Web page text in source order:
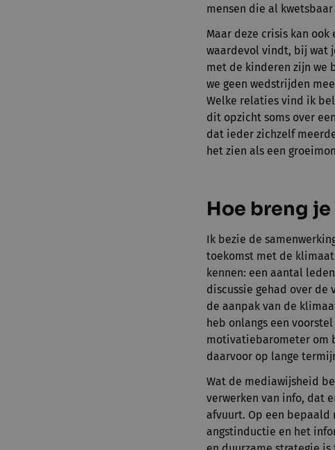
mensen die al
Maar deze crisis kan
waardevol vindt, bij wat
met de kinderen zijn we
we geen wedstrijden
Welke relaties vind ik
dit opzicht soms over
dat ieder zichzelf
het zien als een
Hoe breng
Ik bezie de
toekomst met de
kennen: een aantal
discussie gehad over de
de aanpak van de
heb onlangs een
motivatiebarometer om
daarvoor op lange
Wat de mediawijsheid
verwerken van info, dat
afvuurt. Op een bepaald
angstinductie en het